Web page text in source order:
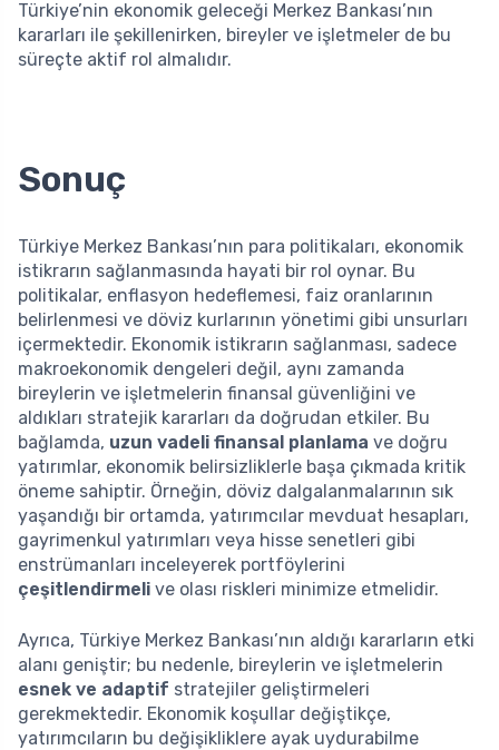
Türkiye’nin ekonomik geleceği Merkez Bankası’nın
kararları ile şekillenirken, bireyler ve işletmeler de bu
süreçte aktif rol almalıdır.
Sonuç
Türkiye Merkez Bankası’nın para politikaları, ekonomik
istikrarın sağlanmasında hayati bir rol oynar. Bu
politikalar, enflasyon hedeflemesi, faiz oranlarının
belirlenmesi ve döviz kurlarının yönetimi gibi unsurları
içermektedir. Ekonomik istikrarın sağlanması, sadece
makroekonomik dengeleri değil, aynı zamanda
bireylerin ve işletmelerin finansal güvenliğini ve
aldıkları stratejik kararları da doğrudan etkiler. Bu
bağlamda, uzun vadeli finansal planlama ve doğru
yatırımlar, ekonomik belirsizliklerle başa çıkmada kritik
öneme sahiptir. Örneğin, döviz dalgalanmalarının sık
yaşandığı bir ortamda, yatırımcılar mevduat hesapları,
gayrimenkul yatırımları veya hisse senetleri gibi
enstrümanları inceleyerek portföylerini
çeşitlendirmeli ve olası riskleri minimize etmelidir.
Ayrıca, Türkiye Merkez Bankası’nın aldığı kararların etki
alanı geniştir; bu nedenle, bireylerin ve işletmelerin
esnek ve adaptif stratejiler geliştirmeleri
gerekmektedir. Ekonomik koşullar değiştikçe,
yatırımcıların bu değişikliklere ayak uydurabilme